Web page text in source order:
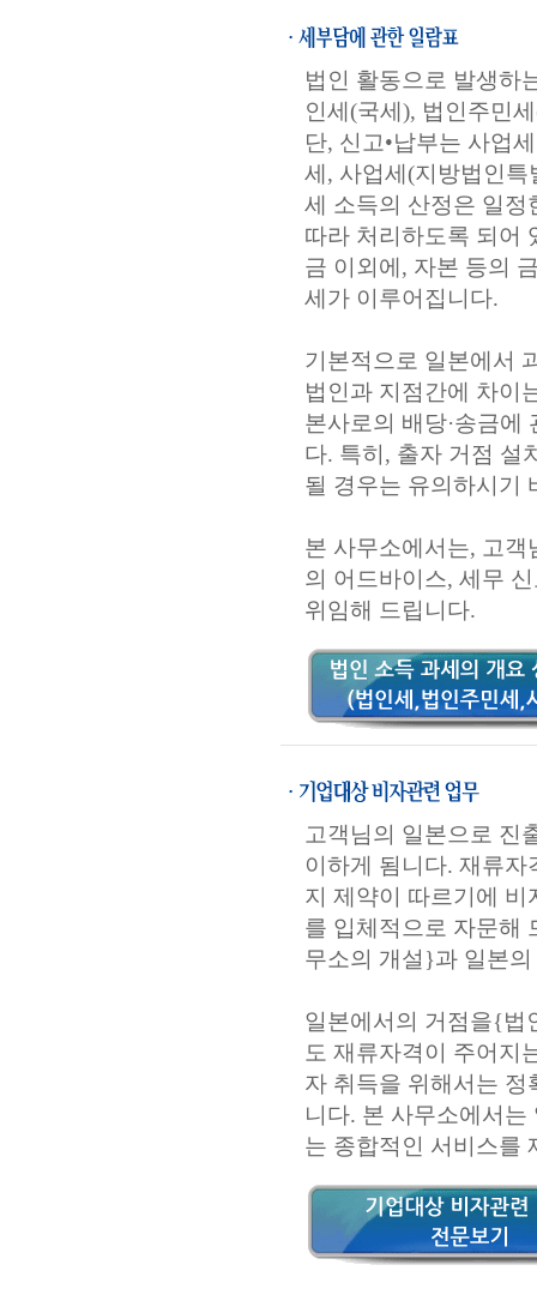
법인 활동으로 발생하
인세(국세), 법인주민
단, 신고•납부는 사업
세, 사업세(지방법인
세 소득의 산정은 일정
따라 처리하도록 되어
금 이외에, 자본 등의
세가 이루어집니다.
기본적으로 일본에서
법인과 지점간에 차이
본사로의 배당·송금에
다. 특히, 출자 거점 설
될 경우는 유의하시기
본 사무소에서는, 고
의 어드바이스, 세무
위임해 드립니다.
고객님의 일본으로 진
이하게 됨니다. 재류
지 제약이 따르기에
를 입체적으로 자문해
무소의 개설}과 일본
일본에서의 거점을{법
도 재류자격이 주어지
자 취득을 위해서는
니다. 본 사무소에서
는 종합적인 서비스를